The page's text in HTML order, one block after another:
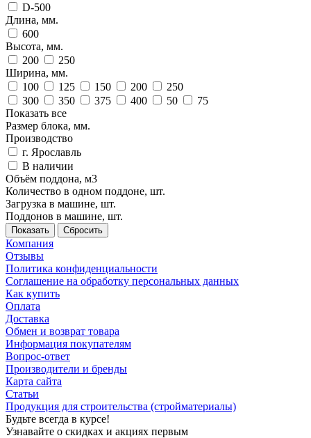
D-500
Длина, мм.
600
Высота, мм.
200
250
Ширина, мм.
100
125 150 200
250
300
350 375 400 50
75
Показать все
Размер блока, мм.
Производство
г. Ярославль
В наличии
Объём поддона, м3
Количество в одном поддоне, шт.
Загрузка в машине, шт.
Поддонов в машине, шт.
Сбросить
Компания
Отзывы
Политика конфиденциальности
Соглашение на обработку персональных данных
Как купить
Оплата
Доставка
Обмен и возврат товара
Информация покупателям
Вопрос-ответ
Производители и бренды
Карта сайта
Статьи
Продукция для строительства (стройматериалы)
Будьте всегда в курсе!
Узнавайте о скидках и акциях первым